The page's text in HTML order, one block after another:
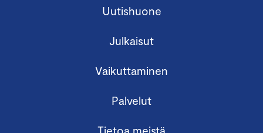
Uutishuone
Julkaisut
Vaikuttaminen
Palvelut
Tietoa meistä